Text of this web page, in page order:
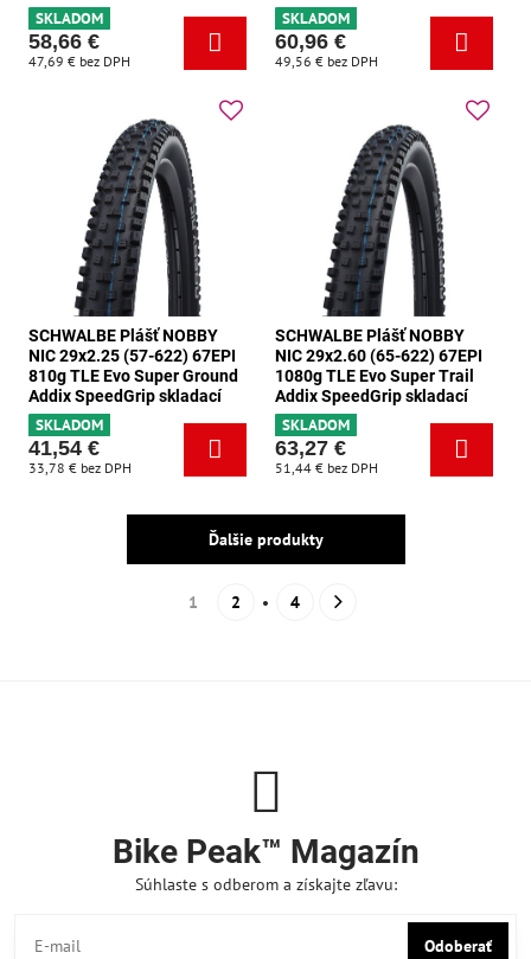
SKLADOM
58,66 €
47,69 € bez DPH
SKLADOM
60,96 €
49,56 € bez DPH
SCHWALBE Plášť NOBBY
NIC 29x2.25 (57-622) 67EPI
810g TLE Evo Super Ground
Addix SpeedGrip skladací
SKLADOM
41,54 €
33,78 € bez DPH
SCHWALBE Plášť NOBBY
NIC 29x2.60 (65-622) 67EPI
1080g TLE Evo Super Trail
Addix SpeedGrip skladací
SKLADOM
63,27 €
51,44 € bez DPH
Ďalšie produkty
1 2 4
Bike Peak™ Magazín
Súhlaste s odberom a získajte zľavu:
Odoberať